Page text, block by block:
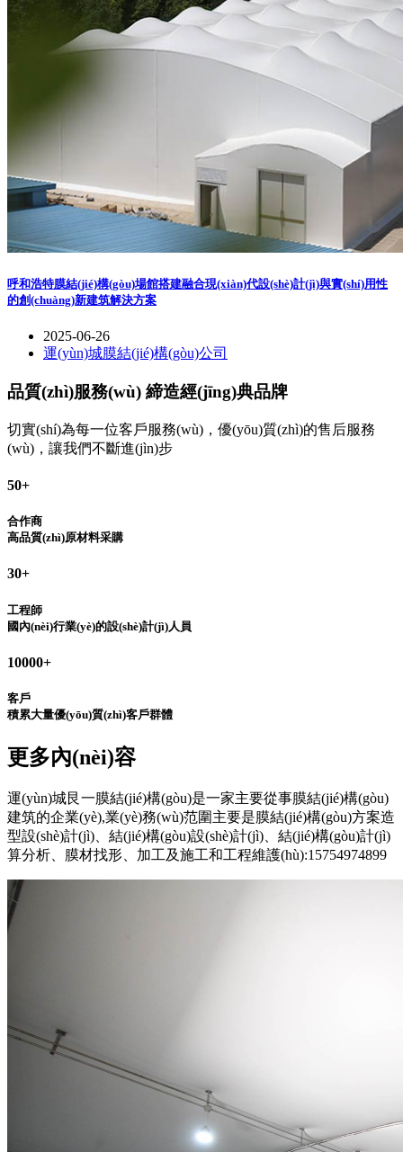
呼和浩特膜結(jié)構(gòu)場館搭建融合現(xiàn)代設(shè)計(jì)與實(shí)用性
的創(chuàng)新建筑解決方案
2025-06-26
運(yùn)城膜結(jié)構(gòu)公司
品質(zhì)服務(wù) 締造經(jīng)典品牌
切實(shí)為每一位客戶服務(wù)，優(yōu)質(zhì)的售后服務
(wù)，讓我們不斷進(jìn)步
50+
合作商
高品質(zhì)原材料采購
30+
工程師
國內(nèi)行業(yè)的設(shè)計(jì)人員
10000+
客戶
積累大量優(yōu)質(zhì)客戶群體
更多內(nèi)容
運(yùn)城艮一膜結(jié)構(gòu)是一家主要從事膜結(jié)構(gòu)
建筑的企業(yè),業(yè)務(wù)范圍主要是膜結(jié)構(gòu)方案造
型設(shè)計(jì)、結(jié)構(gòu)設(shè)計(jì)、結(jié)構(gòu)計(jì)
算分析、膜材找形、加工及施工和工程維護(hù):15754974899